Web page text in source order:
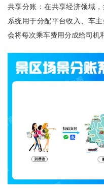
共享分账：在共享经济领域
系统用于分配平台收入、车
会将每次乘车费用分成给司机